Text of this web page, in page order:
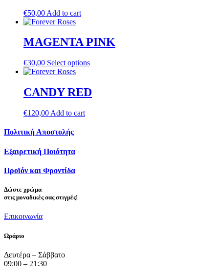
€50,00 Add to cart
MAGENTA PINK
€30,00 Select options
CANDY RED
€120,00 Add to cart
Πολιτική Αποστολής
Εξαιρετική Ποιότητα
Προϊόν και Φροντίδα
Δώστε χρώμα
στις μοναδικές σας στιγμές!
Επικοινωνία
Ωράριο
Δευτέρα – Σάββατο
09:00 – 21:30